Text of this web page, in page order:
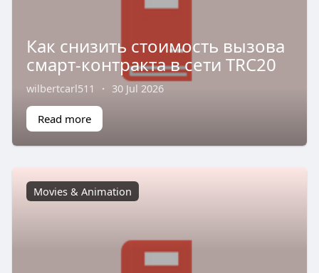
Как снизить стоимость вызова
смарт-контракта в сети TRC20
wilbertcarl511 · 30 Jul 2026
Read more
Movies & Animation